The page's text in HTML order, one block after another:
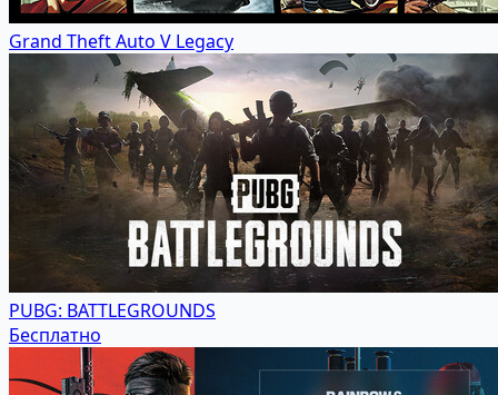
Grand Theft Auto V Legacy
PUBG: BATTLEGROUNDS
Бесплатно